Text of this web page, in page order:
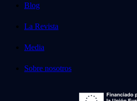
Blog
La Revista
Media
Sobre nosotros